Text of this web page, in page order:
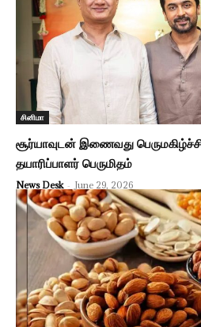
சினிமா
சூர்யாவுடன் இணைவது
தயாரிப்பாளர் பெருமிதம்
News Desk - June 29, 2026